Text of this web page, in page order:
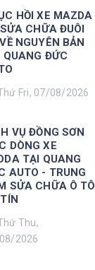
HỒI XE MAZDA
CHỮA ĐUÔI
NGUYÊN BẢN
QUANG ĐỨC
Fri, 07/08/2026
VỤ ĐỒNG SƠN
DÒNG XE
TẠI QUANG
AUTO - TRUNG
SỬA CHỮA Ô TÔ
Thu,
2026